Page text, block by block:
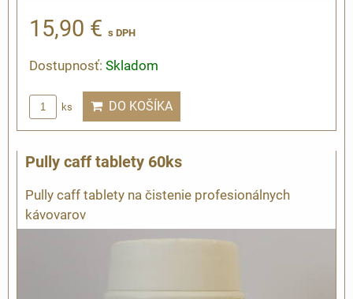
15,90 € s DPH
Dostupnosť: Skladom
ks DO KOŠÍKA
Pully caff tablety 60ks
Pully caff tablety na čistenie profesionálnych
kávovarov